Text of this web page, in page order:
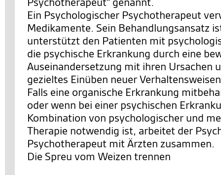
Ein Psychologischer Psychotherapeut
Medikamente. Sein Behandlungsansatz
unterstützt den Patienten mit
die psychische Erkrankung durch eine
Auseinandersetzung mit ihren Ursachen
gezieltes Einüben neuer
Falls eine organische Erkrankung
oder wenn bei einer psychischen
Kombination von psychologischer und
Therapie notwendig ist, arbeitet der
Psychotherapeut mit Ärzten zusammen.
Die Spreu vom Weizen trennen